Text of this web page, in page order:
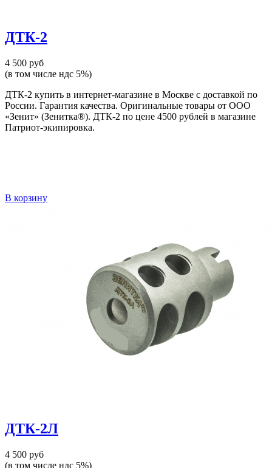
ДТК-2
4 500 руб
(в том числе ндс 5%)
ДТК-2 купить в интернет-магазине в Москве с доставкой по
России. Гарантия качества. Оригинальные товары от ООО
«Зенит» (Зенитка®). ДТК-2 по цене 4500 рублей в магазине
Патриот-экипировка.
В корзину
ДТК-2Л
4 500 руб
(в том числе ндс 5%)